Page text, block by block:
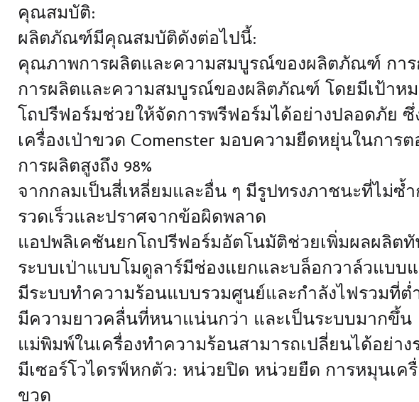
คุณสมบัติ:
ผลิตภัณฑ์มีคุณสมบัติดังต่อไปนี้:
คุณภาพการผลิตและความสมบูรณ์ของผลิตภัณฑ์ กา
การผลิตและความสมบูรณ์ของผลิตภัณฑ์ โดยมีเป้าหม
โถปรีฟอร์มช่วยให้จัดการพรีฟอร์มได้อย่างปลอดภัย
เครื่องเป่าขวด Comenster มอบความยืดหยุ่นในกา
การผลิตสูงถึง 98%
จากกลมเป็นสี่เหลี่ยมและอื่น ๆ มีรูปทรงภาชนะที่ไ
รวดเร็วและปราศจากข้อผิดพลาด
แอปพลิเคชันยกโถปรีฟอร์มอัตโนมัติช่วยเพิ่มผลผลิต
ระบบเป่าแบบโมดูลาร์มีช่องแยกและบล็อกวาล์วแบ
มีระบบทำความร้อนแบบรวมศูนย์และกำลังไฟรวมที่
มีความยาวคลื่นที่หนาแน่นกว่า และเป็นระบบมากขึ้น
แม่พิมพ์ในเครื่องทำความร้อนสามารถเปลี่ยนได้อย่า
มีเซอร์โวไดรฟ์หกตัว: หน่วยปิด หน่วยยืด การหมุนเ